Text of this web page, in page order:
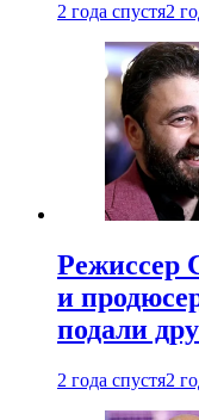
2 года спустя2
Режиссер
и
подали
2 года спустя2